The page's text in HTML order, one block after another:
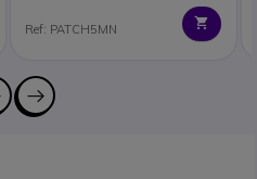
Ref: PATCH5MN